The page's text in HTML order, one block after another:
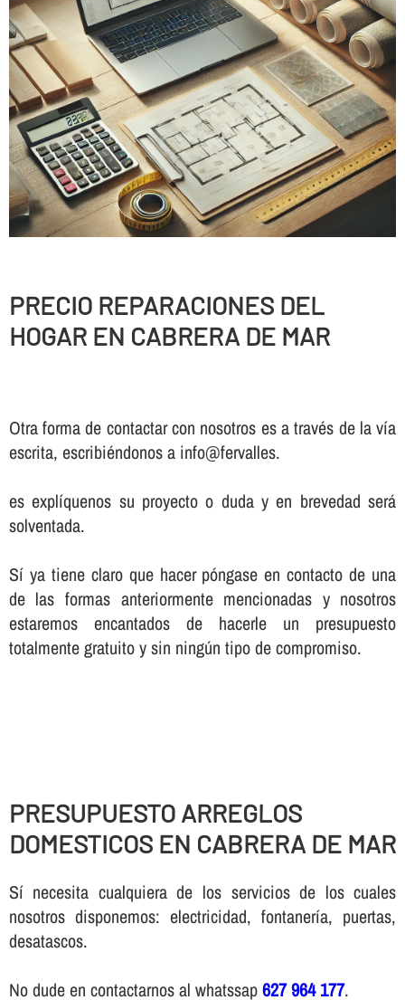
PRECIO REPARACIONES DEL
HOGAR EN CABRERA DE MAR
Otra forma de contactar con nosotros es a través de la vía
escrita, escribiéndonos a info@fervalles.
es explíquenos su proyecto o duda y en brevedad será
solventada.
Sí ya tiene claro que hacer póngase en contacto de una
de las formas anteriormente mencionadas y nosotros
estaremos encantados de hacerle un presupuesto
totalmente gratuito y sin ningún tipo de compromiso.
PRESUPUESTO ARREGLOS
DOMESTICOS EN CABRERA DE MAR
Sí necesita cualquiera de los servicios de los cuales
nosotros disponemos: electricidad, fontanería, puertas,
desatascos.
No dude en contactarnos al whatssap627 964 177.